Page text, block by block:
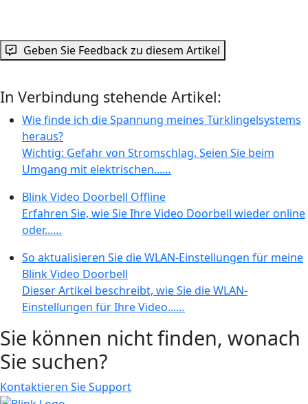
Geben Sie Feedback zu diesem Artikel
In Verbindung stehende Artikel:
Wie finde ich die Spannung meines Türklingelsystems
heraus?
Wichtig: Gefahr von Stromschlag. Seien Sie beim
Umgang mit elektrischen...…
Blink Video Doorbell Offline
Erfahren Sie, wie Sie Ihre Video Doorbell wieder online
oder...…
So aktualisieren Sie die WLAN-Einstellungen für meine
Blink Video Doorbell
Dieser Artikel beschreibt, wie Sie die WLAN-
Einstellungen für Ihre Video...…
Sie können nicht finden, wonach
Sie suchen?
Kontaktieren Sie Support